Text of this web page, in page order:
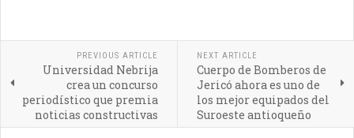
PREVIOUS ARTICLE
Universidad Nebrija
crea un concurso
periodístico que premia
noticias constructivas
NEXT ARTICLE
Cuerpo de Bomberos de
Jericó ahora es uno de
los mejor equipados del
Suroeste antioqueño